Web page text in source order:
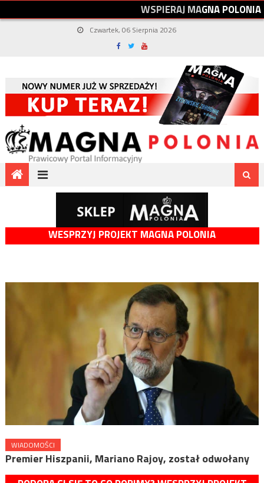
WSPIERAJMAGNAPOLONIA
Czwartek, 06 Sierpnia 2026
WESPRZYJ PROJEKT MAGNA POLONIA
WIADOMOŚCI
Premier Hiszpanii, Mariano Rajoy, został odwołany